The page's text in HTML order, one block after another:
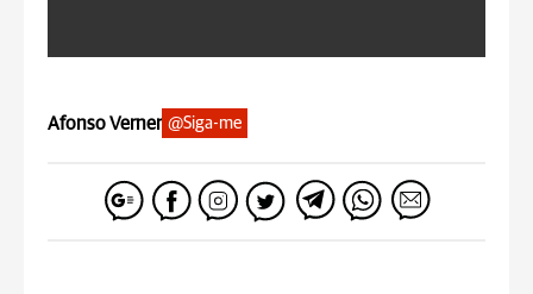
Afonso Verner @Siga-me